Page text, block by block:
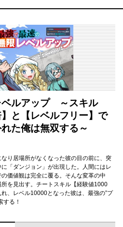
ベルアップ ～スキル
】と【レベルフリー】で
た俺は無双する～
り居場所がなくなった彼の目の前に、突
「ダンジョン」が出現した。人間にはレ
価値観は完全に覆る。そんな変革の中
を見出す。チートスキル【経験値1000
、レベル10000となった彼は、最強の”プ
する！